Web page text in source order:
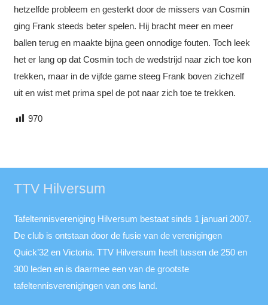
hetzelfde probleem en gesterkt door de missers van Cosmin
ging Frank steeds beter spelen. Hij bracht meer en meer
ballen terug en maakte bijna geen onnodige fouten. Toch leek
het er lang op dat Cosmin toch de wedstrijd naar zich toe kon
trekken, maar in de vijfde game steeg Frank boven zichzelf
uit en wist met prima spel de pot naar zich toe te trekken.
970
TTV Hilversum
Tafeltennisvereniging Hilversum bestaat sinds 1 januari 2007.
De club is ontstaan door de fusie van de verenigingen
Quick’32 en Victoria. TTV Hilversum heeft tussen de 250 en
300 leden en is daarmee een van de grootste
tafeltennisverenigingen van ons land.